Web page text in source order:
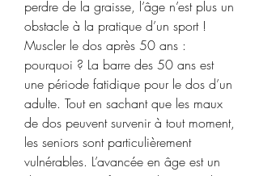
perdre de la graisse, l’âge n’est plus un
obstacle à la pratique d’un sport !
Muscler le dos après 50 ans :
pourquoi ? La barre des 50 ans est
une période fatidique pour le dos d’un
adulte. Tout en sachant que les maux
de dos peuvent survenir à tout moment,
les seniors sont particulièrement
vulnérables. L’avancée en âge est un